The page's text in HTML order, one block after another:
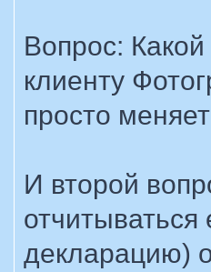
Вопрос:
клиенту
просто
И второй
декларацию)